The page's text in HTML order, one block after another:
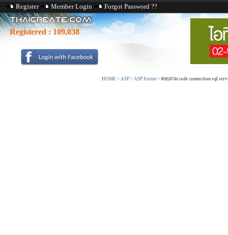
Register Member Login Forgot Password ??
Registered : 109,038
HOME > ASP > ASP Forum > สอบถาม code connection sql